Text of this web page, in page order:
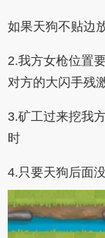
如果天狗不贴边
2.我方女枪位置
对方的大闪手残
3.矿工过来挖我
时
4.只要天狗后面